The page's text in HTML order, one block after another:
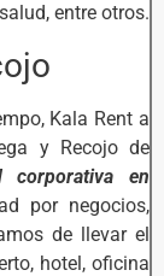
entre otros.
Kala Rent a
y Recojo de
corporativa en
por negocios,
de llevar el
hotel, oficina